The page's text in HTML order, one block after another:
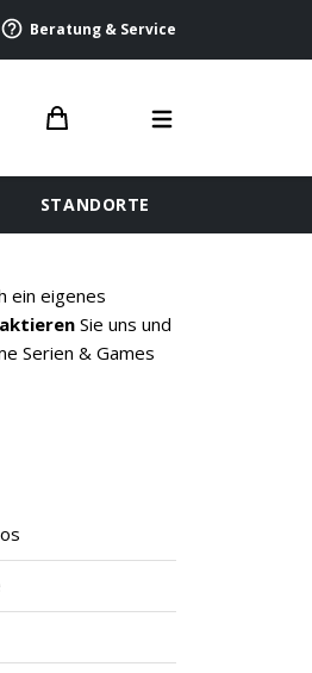
Beratung & Service
STANDORTE
ein eigenes
Sie uns und
Serien & Games